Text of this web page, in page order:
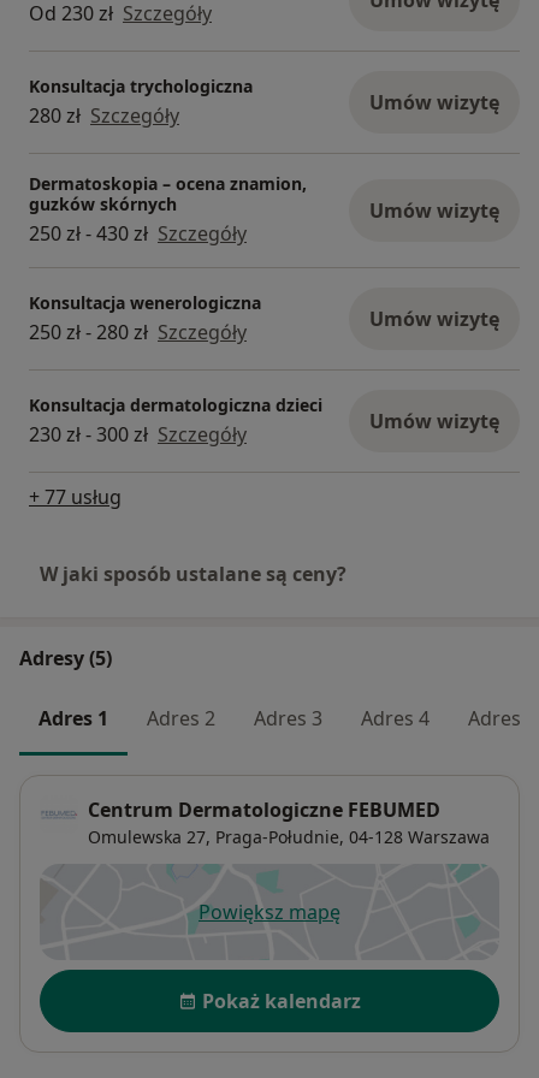
Od 230 zł Szczegóły
Konsultacja trychologiczna
280 zł Szczegóły Umów wizytę
Dermatoskopia – ocena znamion,
guzków skórnych
250 zł - 430 zł Szczegóły
Umów wizytę
Konsultacja wenerologiczna
250 zł - 280 zł Szczegóły Umów wizytę
Konsultacja dermatologiczna dzieci
230 zł - 300 zł Szczegóły Umów wizytę
+ 77 usług
W jaki sposób ustalane są ceny?
Adresy (5)
Adres 1 Adres 2 Adres 3 Adres 4 Adres 5
Centrum Dermatologiczne FEBUMED
Omulewska 27, Praga-Południe, 04-128 Warszawa
Powiększ mapęotwiera się w nowej karcie
Dostępność
Pokaż kalendarz